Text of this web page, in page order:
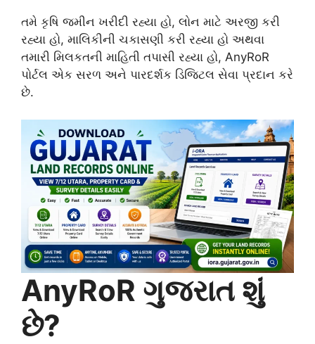
તમે કૃષિ જમીન ખરીદી રહ્યા હો, લોન માટે અરજી કરી
રહ્યા હો, માલિકીની ચકાસણી કરી રહ્યા હો અથવા
તમારી મિલકતની માહિતી તપાસી રહ્યા હો, AnyRoR
પોર્ટલ એક સરળ અને પારદર્શક ડિજિટલ સેવા પ્રદાન કરે
છે.
AnyRoR ગુજરાત શું
છે?